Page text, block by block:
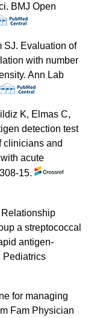
BMJ Open
SJ. Evaluation of
with number
Ann Lab
K, Elmas C,
detection test
clinicians and
acute
15.
a streptococcal
antigen-
Pediatrics
for managing
Fam Physician